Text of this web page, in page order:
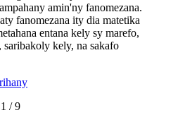
amin'ny fanomezana.
fanomezana ity dia matetika
entana kely sy marefo,
kely, na sakafo
/ 9